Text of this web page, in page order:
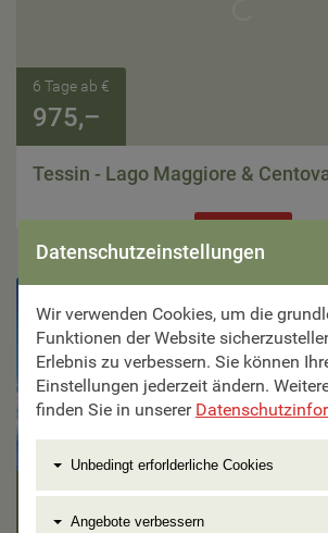
6 Tage ab €
975,–
Tessin - Lago Maggiore &
26 Pers.

4 Tage ab €
897,–
Datenschutzeinstellungen
Wir verwenden Cookies, um die
Funktionen der Website
Erlebnis zu verbessern. Sie können
Einstellungen jederzeit ändern.
finden Sie in unserer
Unbedingt erforlderliche Cookies
Angebote verbessern